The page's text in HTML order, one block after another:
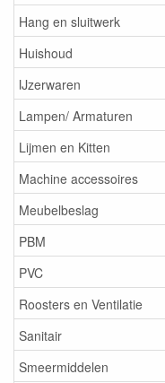
Hang en sluitwerk
Huishoud
IJzerwaren
Lampen/ Armaturen
Lijmen en Kitten
Machine accessoires
Meubelbeslag
PBM
PVC
Roosters en Ventilatie
Sanitair
Smeermiddelen